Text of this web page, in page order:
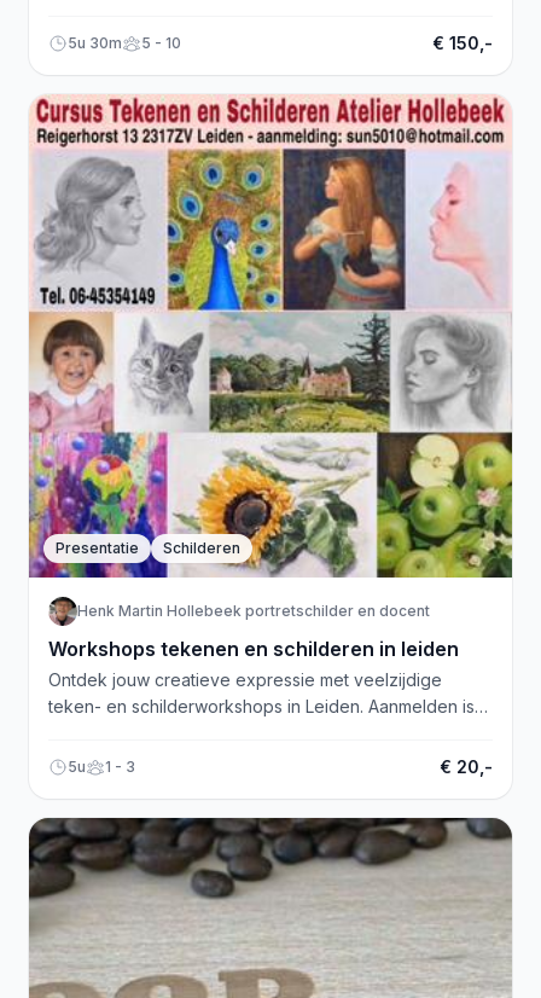
5u 30m 5 - 10 € 150,-
Presentatie Schilderen
Henk Martin Hollebeek portretschilder en docent
Workshops tekenen en schilderen in leiden
Ontdek jouw creatieve expressie met veelzijdige
teken- en schilderworkshops in Leiden. Aanmelden is
5u 1 - 3 € 20,-